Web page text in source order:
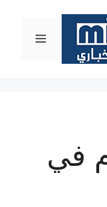
القائمة
في